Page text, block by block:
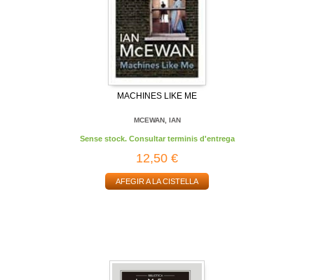
MACHINES LIKE ME
MCEWAN, IAN
Sense stock. Consultar terminis d'entrega
12,50 €
AFEGIR A LA CISTELLA